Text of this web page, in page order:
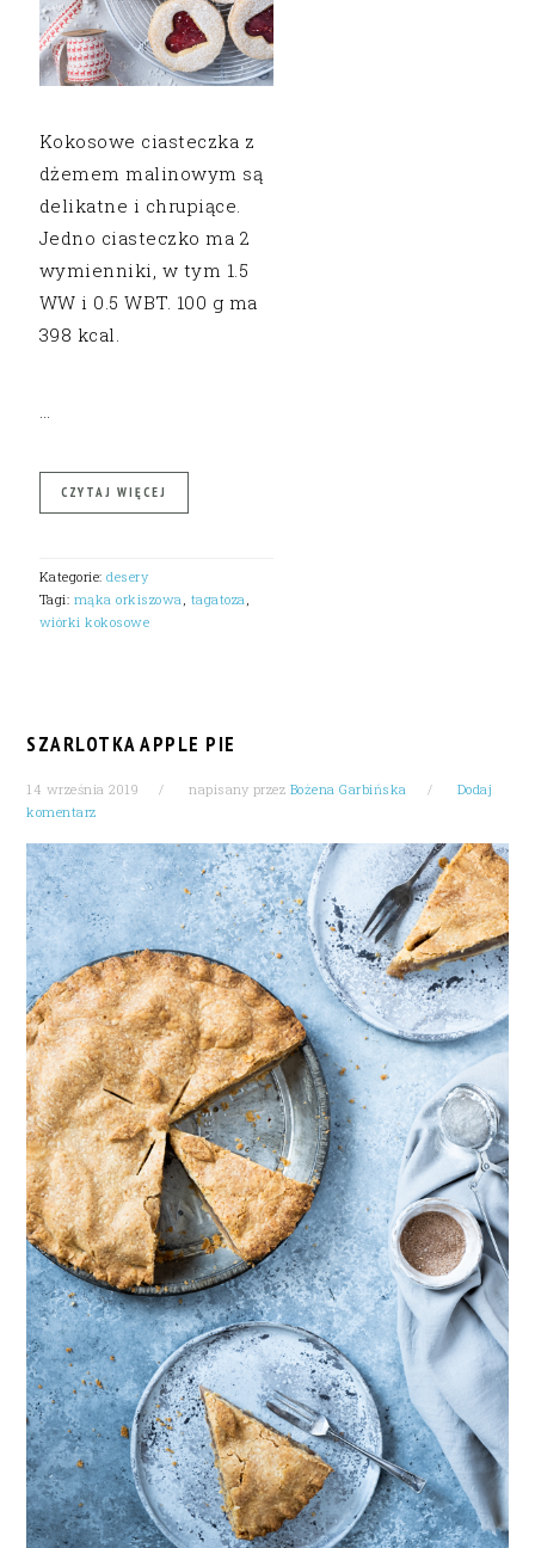
Kokosowe ciasteczka z
dżemem malinowym są
delikatne i chrupiące.
Jedno ciasteczko ma 2
wymienniki, w tym 1.5
WW i 0.5 WBT. 100 g ma
398 kcal.
CZYTAJ WIĘCEJ
Kategorie:desery
Tagi: mąka orkiszowa tagatoza
wiórki kokosowe
SZARLOTKA APPLE PIE
14 września 2019 napisany przez Bożena Garbińska
Dodaj
komentarz